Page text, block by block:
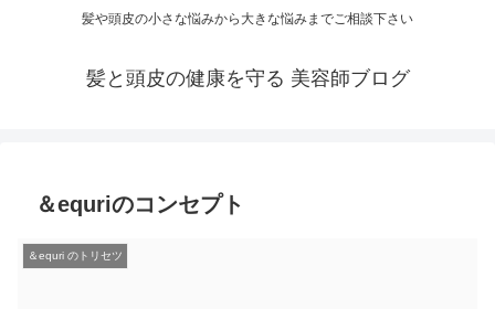
髪や頭皮の小さな悩みから大きな悩みまでご相談下さい
髪と頭皮の健康を守る 美容師ブログ
＆equriのコンセプト
＆equri のトリセツ